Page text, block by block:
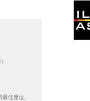
佳座位。